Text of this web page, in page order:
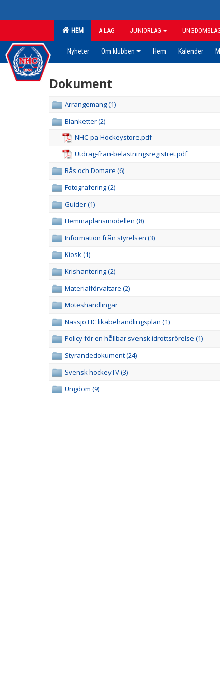
HEM A-LAG JUNIORLAG
Nyheter Om klubben Hem Kalender
Dokument
Arrangemang (1)
Blanketter (2)
NHC-pa-Hockeystore.pdf
Utdrag-fran-belastningsregistret.pdf
Bås och Domare (6)
Fotografering (2)
Guider (1)
Hemmaplansmodellen (8)
Information från styrelsen (3)
Kiosk (1)
Krishantering (2)
Materialförvaltare (2)
Möteshandlingar
Nässjö HC likabehandlingsplan (1)
Policy för en hållbar svensk idrottsrörelse (1)
Styrandedokument (24)
Svensk hockeyTV (3)
Ungdom (9)